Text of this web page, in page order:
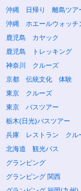
沖縄 日帰り 離島ツア
沖縄 ホエールウォッチ
鹿児島 カヤック
鹿児島 トレッキング
神奈川 クルーズ
京都 伝統文化 体験
東京 クルーズ
東京 バスツアー
栃木(日光)バスツアー
兵庫 レストラン クル
北海道 観光バス
グランピング
グランピング 関西